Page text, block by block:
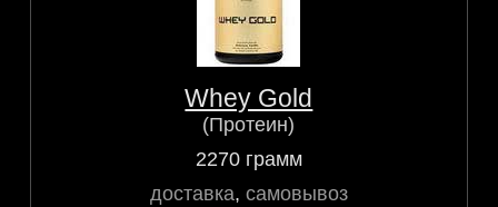
Whey Gold
(Протеин)
2270 грамм
доставка, самовывоз